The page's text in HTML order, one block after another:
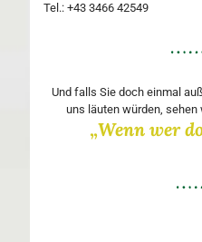
Tel.: +43 3466 42549
Und falls Sie doch einmal
uns läuten würden,
„Wenn wer